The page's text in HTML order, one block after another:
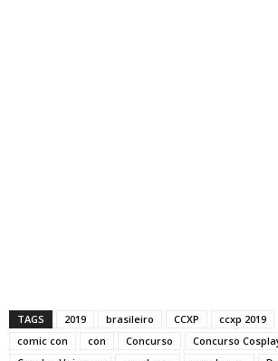
TAGS 2019 brasileiro CCXP ccxp 2019
comic con
con Concurso Concurso